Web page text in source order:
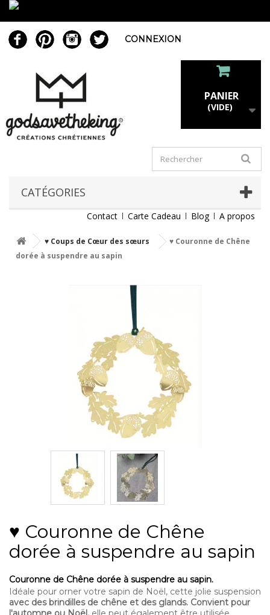
CONNEXION
PANIER
(VIDE)
CATÉGORIES
Contact Carte Cadeau Blog A propos
♥ Coups de Cœur des sœurs
♥ Couronne de Chêne
dorée à suspendre au sapin
♥ Couronne de Chêne
dorée à suspendre au sapin
Couronne de Chêne dorée à suspendre au sapin.
Idéale pour orner votre sapin de Noël, cette jolie suspension
avec des brindilles de chêne et des glands. Convient pour